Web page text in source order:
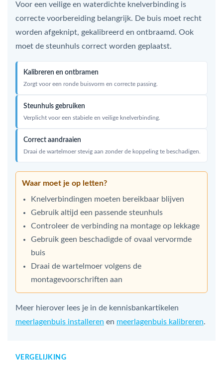
Voor een veilige en waterdichte knelverbinding is
correcte voorbereiding belangrijk. De buis moet recht
worden afgeknipt, gekalibreerd en ontbraamd. Ook
moet de steunhuls correct worden geplaatst.
Kalibreren en ontbramen
Zorgt voor een ronde buisvorm en correcte passing.
Steunhuls gebruiken
Verplicht voor een stabiele en veilige knelverbinding.
Correct aandraaien
Draai de wartelmoer stevig aan zonder de koppeling te beschadigen.
Waar moet je op letten?
Knelverbindingen moeten bereikbaar blijven
Gebruik altijd een passende steunhuls
Controleer de verbinding na montage op lekkage
Gebruik geen beschadigde of ovaal vervormde
buis
Draai de wartelmoer volgens de
montagevoorschriften aan
Meer hierover lees je in de kennisbankartikelen
meerlagenbuis installeren en meerlagenbuis kalibreren.
VERGELIJKING